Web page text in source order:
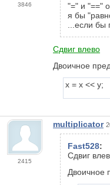
3846
"=" и "=="
я бы
...если
Сдвиг влево
Двоичное
x = x << y;
2415
multiplicator
Fast528:
Сдвиг
Двоичное